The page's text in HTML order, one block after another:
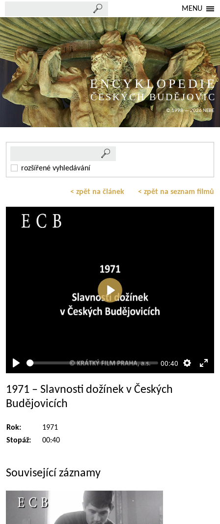
MENU
ENCYKLOPEDIE
ČESKÝCH BUDĚJOVIC
© 1998 — 2026 NEBE
rozšířené vyhledávání
< zpět na článek < zpět na seznam filmů
Přehrát
00:40
Přehrát
1971 – Slavnosti dožínek v Českých
Budějovicích
Rok:
1971
Stopáž:
00:40
Související záznamy